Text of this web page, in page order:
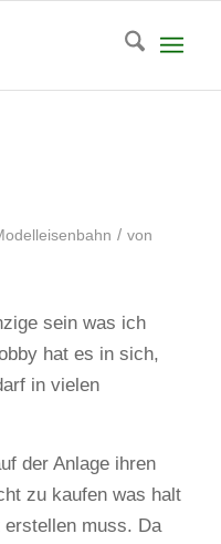
/ von
sein was ich
hat es in sich,
in vielen
der Anlage ihren
zu kaufen was halt
muss. Da